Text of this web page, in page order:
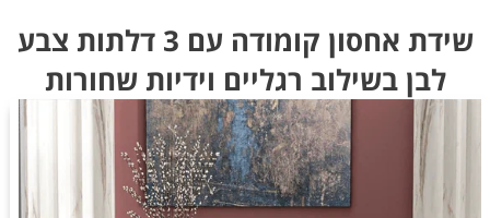
שידת אחסון קומודה עם 3 דלתות צבע
לבן בשילוב רגליים וידיות שחורות